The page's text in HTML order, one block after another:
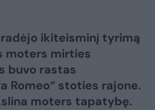
ikiteisminį tyrimą
moters mirties
buvo rastas
Romeo“ stoties rajone.
moters tapatybę.